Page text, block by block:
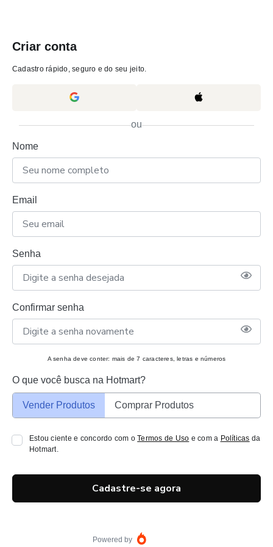
Criar conta
Cadastro rápido, seguro e do seu jeito.
ou
Nome
Email
Senha
Confirmar senha
A senha deve conter: mais de 7 caracteres, letras e números
O que você busca na Hotmart?
Vender Produtos Comprar Produtos
Estou ciente e concordo com oTermos de Uso e com a Políticas da
Hotmart.
Cadastre-se agora
Powered by